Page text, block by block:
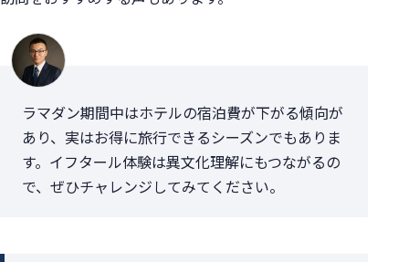
ラマダン期間中はホテルの宿泊費が下がる傾向が
あり、実はお得に旅行できるシーズンでもありま
す。イフタール体験は異文化理解にもつながるの
で、ぜひチャレンジしてみてください。